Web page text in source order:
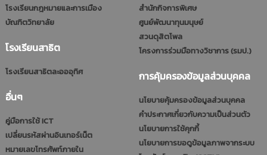
โรงเรียนกฎหมายและการเมือง
บัณฑิตวิทยาลัย
โรงเรียนสาธิต
โรงเรียนสาธิตละอออุทิศ
อื่นๆ
คู่มือการใช้ ICT
เปลี่ยนรหัสผ่านอินเทอร์เน็ต
หมายเลขโทรศัพท์ภายใน
สำนักกิจการพิเศษ
ศูนย์พัฒนาทุนมนุษย์
สวนดุสิตโพล
โครงการร่วมมือทางวิชาการ (รมป.)
การคุ้มครองข้อมูลส่วนบุคคล
นโยบายคุ้มครองข้อมูลส่วนบุคคล
คำประกาศเกี่ยวกับความเป็นส่วนตัว
นโยบายการใช้คุกกี้
นโยบายการขอดูข้อมูลภาพจากระบบ